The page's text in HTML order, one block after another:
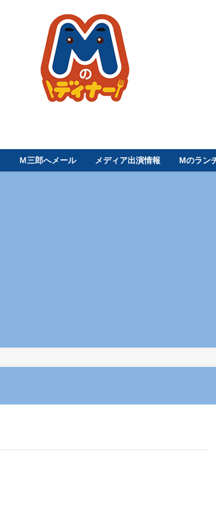
Ｍ三郎へメール メディア出演情報 Mのラン